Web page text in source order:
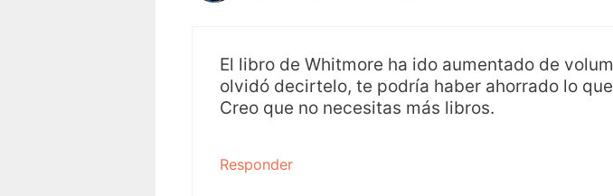
El libro de Whitmore ha ido aumentado de
olvidó decirtelo, te podría haber ahorrado lo
Creo que no necesitas más libros.
Responder